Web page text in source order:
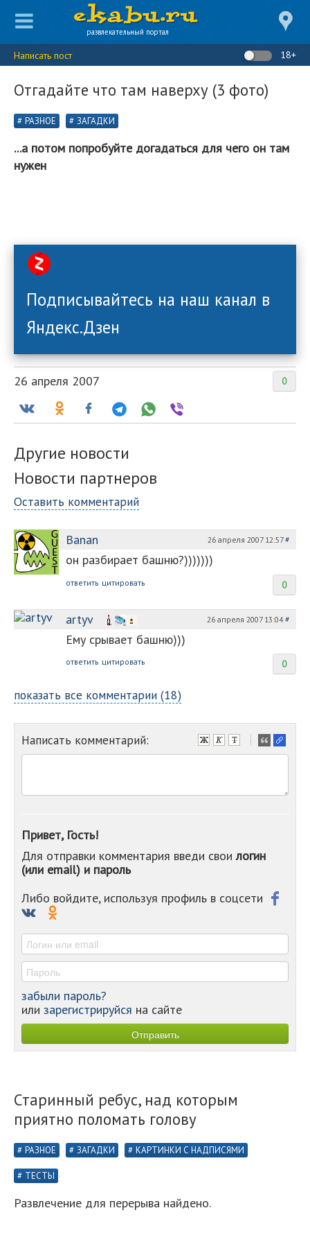
развлекательный портал
Написать пост 18+
Отгадайте что там наверху (3 фото)
РАЗНОЕ ЗАГАДКИ
...а потом попробуйте догадаться для чего он там
нужен
Подписывайтесь на наш канал в
Яндекс.Дзен
0
26 апреля 2007
Другие новости
Новости партнеров
Оставить комментарий
Banan 26 апреля 2007 12:57#
он разбирает башню?)))))))
0
ответить цитировать
artyv 26 апреля 2007 13:04#
Ему срывает башню)))
0
ответить цитировать
показать все комментарии (18)
Написать комментарий:
-
-
-
-
-
Привет, Гость!
Для отправки комментария введи своилогин
(или email) и пароль
Либо войдите, используя профиль в соцсети
забыли пароль?
или зарегистрируйся на сайте
Старинный ребус, над которым
приятно поломать голову
РАЗНОЕ ЗАГАДКИ КАРТИНКИ С НАДПИСЯМИ
ТЕСТЫ
Развлечение для перерыва найдено.